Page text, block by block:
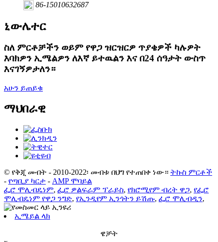
86-15010632687
ኒውሌተር
ስለ ምርቶቻችን ወይም የዋጋ ዝርዝርዎ ጥያቄዎች ካሉዎት
እባክዎን ኢሜልዎን ለእኛ ይተዉልን እና በ24 ሰዓታት ውስጥ
እናገኝዎታለን።
አሁን ይጠይቁ
ማህበራዊ
© የቅጂ መብት - 2010-2022፡ መብቱ በህግ የተጠበቀ ነው። ትኩስ ምርቶች
- የጣቢያ ካርታ - AMP ሞባይል
ፌሮ ሞሊብዴነም, ፌሮ ዎልፍራም ፕራይስ, የክሮሚየም ብረት ዋጋ, የፌሮ
ሞሊብዴነም የዋጋ ንግድ, የኢንዲየም ኢንጎትን ይሽጡ, ፌሮ ሞሊብዲን,
ኢሜይል ላክ
ዌቻት